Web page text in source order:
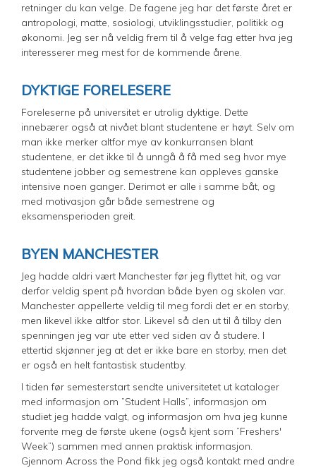
retninger du kan velge. De fagene jeg har det første året er
antropologi, matte, sosiologi, utviklingsstudier, politikk og
økonomi. Jeg ser nå veldig frem til å velge fag etter hva jeg
interesserer meg mest for de kommende årene.
DYKTIGE FORELESERE
Foreleserne på universitet er utrolig dyktige. Dette
innebærer også at nivået blant studentene er høyt. Selv om
man ikke merker altfor mye av konkurransen blant
studentene, er det ikke til å unngå å få med seg hvor mye
studentene jobber og semestrene kan oppleves ganske
intensive noen ganger. Derimot er alle i samme båt, og
med motivasjon går både semestrene og
eksamensperioden greit.
BYEN MANCHESTER
Jeg hadde aldri vært Manchester før jeg flyttet hit, og var
derfor veldig spent på hvordan både byen og skolen var.
Manchester appellerte veldig til meg fordi det er en storby,
men likevel ikke altfor stor. Likevel så den ut til å tilby den
spenningen jeg var ute etter ved siden av å studere. I
ettertid skjønner jeg at det er ikke bare en storby, men det
er også en helt fantastisk studentby.
I tiden før semesterstart sendte universitetet ut kataloger
med informasjon om ”Student Halls”, informasjon om
studiet jeg hadde valgt, og informasjon om hva jeg kunne
forvente meg de første ukene (også kjent som ”Freshers'
Week”) sammen med annen praktisk informasjon.
Gjennom Across the Pond fikk jeg også kontakt med andre